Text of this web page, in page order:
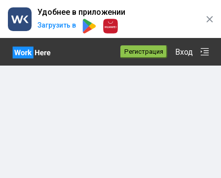
Удобнее в приложении
Загрузить в
Регистрация Вход